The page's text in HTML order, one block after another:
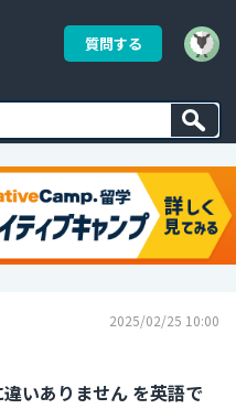
質問する
2025/02/25 10:00
いありません を英語で